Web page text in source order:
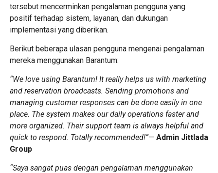
tersebut mencerminkan pengalaman pengguna yang
positif terhadap sistem, layanan, dan dukungan
implementasi yang diberikan.
Berikut beberapa ulasan pengguna mengenai pengalaman
mereka menggunakan Barantum:
“We love using Barantum! It really helps us with marketing
and reservation broadcasts. Sending promotions and
managing customer responses can be done easily in one
place. The system makes our daily operations faster and
more organized. Their support team is always helpful and
quick to respond. Totally recommended!”— Admin Jittlada
Group
“Saya sangat puas dengan pengalaman menggunakan